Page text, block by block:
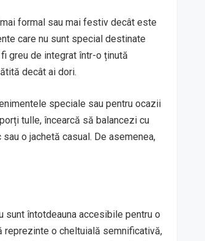
formal sau mai festiv decât este
care nu sunt special destinate
greu de integrat într-o ținută
decât ai dori.
speciale sau pentru ocazii
tulle, încearcă să balancezi cu
o jachetă casual. De asemenea,
întotdeauna accesibile pentru o
o cheltuială semnificativă,